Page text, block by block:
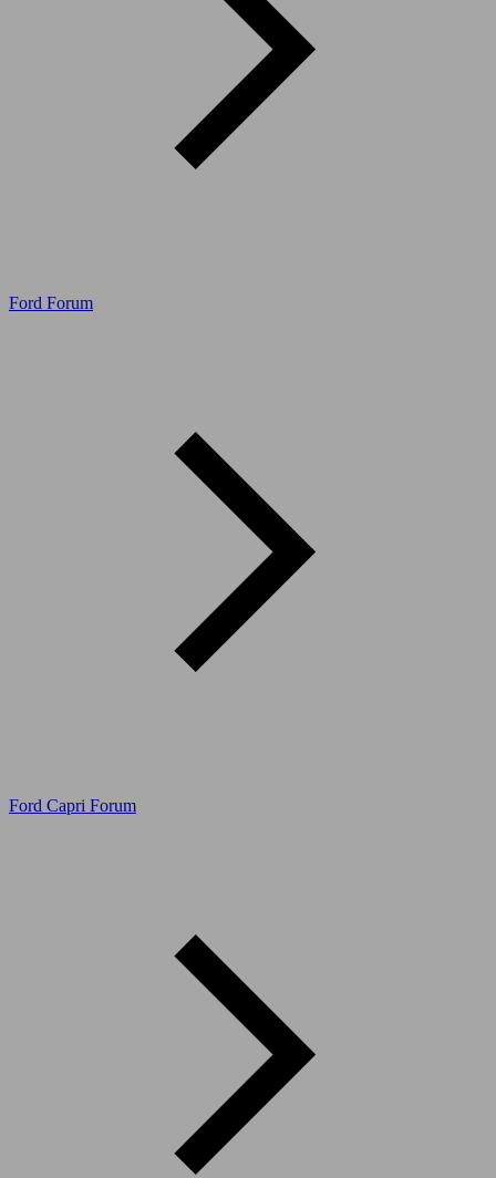
Ford Forum
Ford Capri Forum